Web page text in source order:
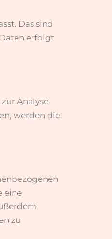
Das sind
erfolgt
Analyse
werden die
eine
zu